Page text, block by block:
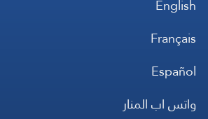
English
Français
Español
واتس اب المنار